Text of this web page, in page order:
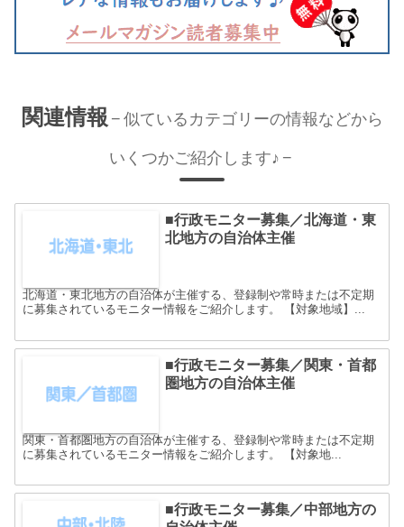
関連情報
似ているカテゴリーの情報などから
いくつかご紹介します♪
■行政モニター募集／北海道・東
北地方の自治体主催
北海道・東北地方の自治体が主催する、登録制や常時または不定期
に募集されているモニター情報をご紹介します。 【対象地域】...
■行政モニター募集／関東・首都
圏地方の自治体主催
関東・首都圏地方の自治体が主催する、登録制や常時または不定期
に募集されているモニター情報をご紹介します。 【対象地...
■行政モニター募集／中部地方の